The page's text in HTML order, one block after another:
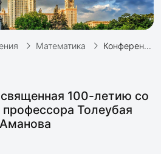
Математика Конференция, посвященная 100-летию со дня рождения профессора Т.Аманова
100-летию со
Толеубая
Аманова